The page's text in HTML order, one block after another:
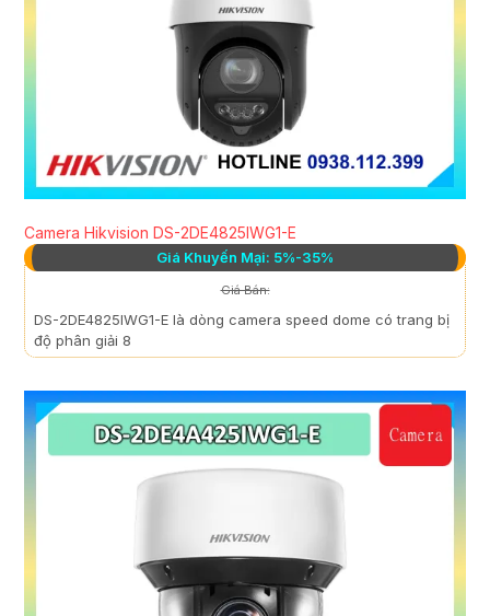
Camera Hikvision DS-2DE4825IWG1-E
Giá Khuyến Mại: 5%-35%
Giá Bán:
DS-2DE4825IWG1-E là dòng camera speed dome có trang bị
độ phân giải 8